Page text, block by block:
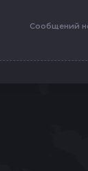
Сообщений